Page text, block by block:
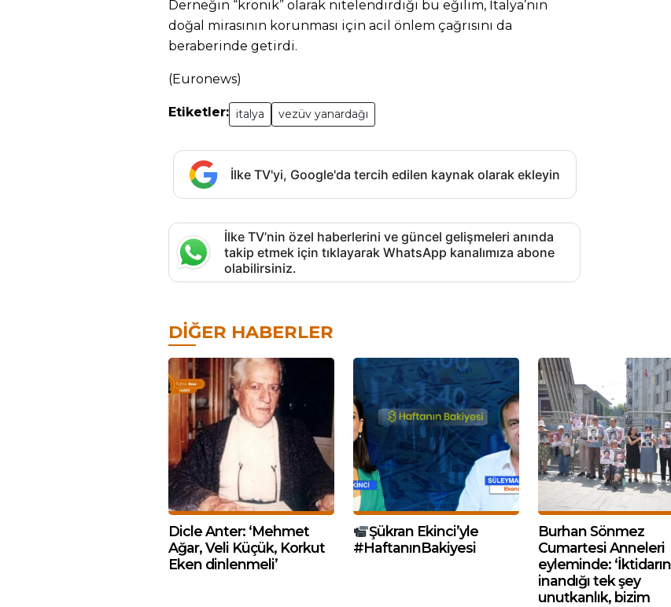
Derneğin “kronik” olarak nitelendirdiği bu eğilim, İtalya’nın
doğal mirasının korunması için acil önlem çağrısını da
beraberinde getirdi.
(Euronews)
Etiketler: italya vezüv yanardağı
İlke TV'yi, Google'da tercih edilen kaynak olarak ekleyin
İlke TV’nin özel haberlerini ve güncel gelişmeleri anında
takip etmek için tıklayarak WhatsApp kanalımıza abone
olabilirsiniz.
DIĞER HABERLER
Dicle Anter: ‘Mehmet
Ağar, Veli Küçük, Korkut
Eken dinlenmeli’
Şükran Ekinci’yle
#HaftanınBakiyesi
Burhan Sönmez
Cumartesi Anneleri
eyleminde: ‘İktidarın
inandığı tek şey
unutkanlık, bizim